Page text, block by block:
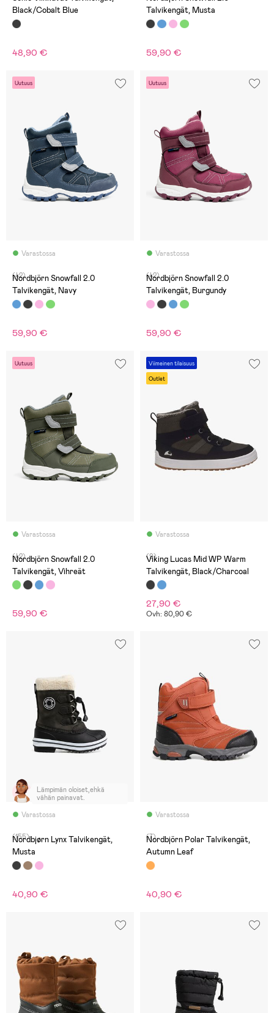
Black/Cobalt Blue
48,90 €
Talvikengät, Musta
59,90 €
Uutuus
Varastossa
(42)
Nordbjörn Snowfall 2.0
Talvikengät, Navy
59,90 €
Uutuus
Varastossa
(42)
Nordbjörn Snowfall 2.0
Talvikengät, Burgundy
59,90 €
Uutuus
Varastossa
(42)
Nordbjörn Snowfall 2.0
Talvikengät, Vihreät
59,90 €
Viimeinen tilaisuus
Outlet
Varastossa
(9)
Viking Lucas Mid WP Warm
Talvikengät, Black/Charcoal
27,90 €
Ovh: 80,90 €
Varastossa
Lämpimän oloiset,ehkä
vähän painavat.
(155)
Nordbjørn Lynx Talvikengät,
Musta
40,90 €
Varastossa
(7)
Nordbjörn Polar Talvikengät,
Autumn Leaf
40,90 €